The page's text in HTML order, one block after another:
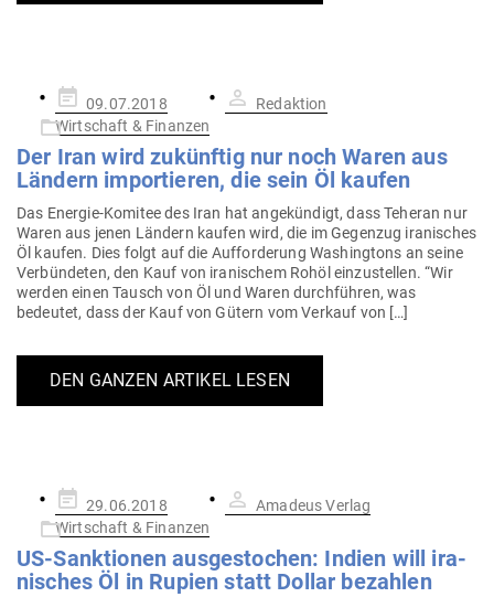
Gepostet
am
09.07.2018
Redaktion
Wirtschaft & Finanzen
Der Iran wird zukünftig nur noch Waren aus
Ländern impor­tieren, die sein Öl kaufen
Das Energie-Komitee des Iran hat ange­kündigt, dass Teheran nur
Waren aus jenen Ländern kaufen wird, die im Gegenzug ira­ni­sches
Öl kaufen. Dies folgt auf die Auf­for­derung Washingtons an seine
Ver­bün­deten, den Kauf von ira­ni­schem Rohöl ein­zu­stellen. “Wir
werden einen Tausch von Öl und Waren durch­führen, was
bedeutet, dass der Kauf von Gütern vom Verkauf von […]
DEN GANZEN ARTIKEL LESEN
Gepostet
am
29.06.2018
Amadeus Verlag
Wirtschaft & Finanzen
US-Sank­tionen aus­ge­stochen: Indien will ira­
ni­sches Öl in Rupien statt Dollar bezahlen